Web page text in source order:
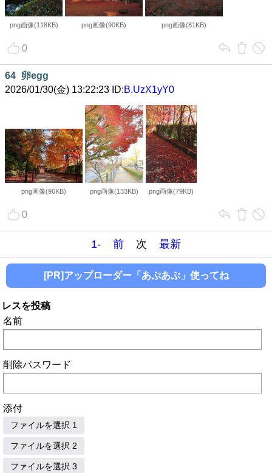
png画像(118KB) png画像(90KB) png画像(81KB)
0
64 卵egg
2026/01/30(金) 13:22:23 ID:B.UzX1yY0
png画像(96KB) png画像(133KB) png画像(79KB)
0
1- 前 次 最新
[PR]アップローダー「あぷあぷ」使ってね
レスを投稿
名前
削除パスワード
添付
ファイルを選択 1
ファイルを選択 2
ファイルを選択 3